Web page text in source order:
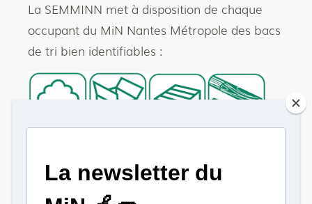
La SEMMINN met à disposition de chaque
occupant du MiN Nantes Métropole des bacs
de tri bien identifiables :